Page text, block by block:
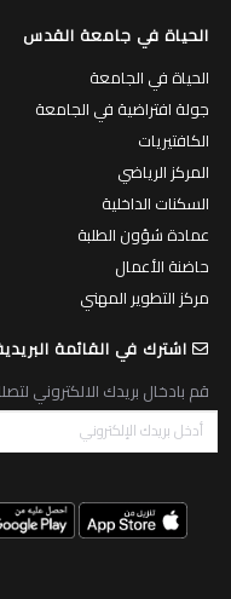
الحياة في جامعة القدس
الحياة في الجامعة
جولة افتراضية في الجامعة
الكافتيريات
المركز الرياضي
السكنات الداخلية
عمادة شؤون الطلبة
حاضنة الأعمال
مركز التطوير المهني
اشترك في القائمة
قم بادخال بريدك الالكتروني